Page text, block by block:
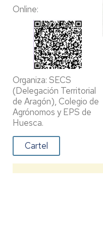
Online:
Organiza: SECS
(Delegación Territorial
de Aragón), Colegio de
Agrónomos y EPS de
Huesca.
Cartel